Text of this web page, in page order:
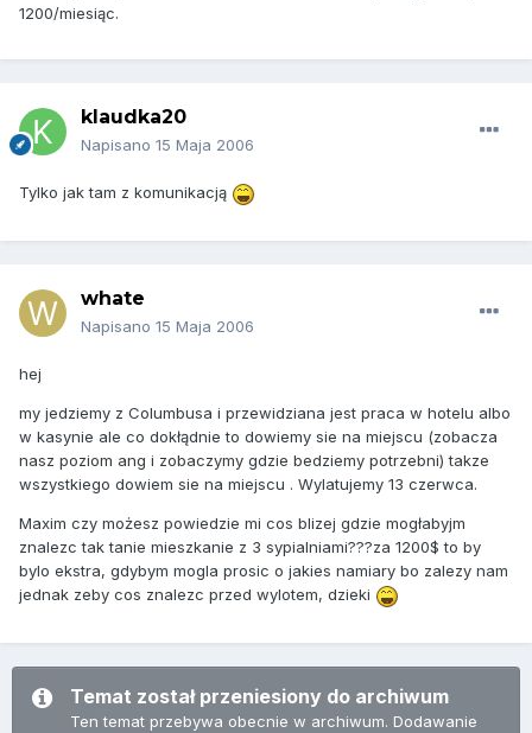
1200/miesiąc.
klaudka20
Napisano 15 Maja 2006
Tylko jak tam z komunikacją
whate
Napisano 15 Maja 2006
hej
my jedziemy z Columbusa i przewidziana jest praca w hotelu albo
w kasynie ale co dokłądnie to dowiemy sie na miejscu (zobacza
nasz poziom ang i zobaczymy gdzie bedziemy potrzebni) takze
wszystkiego dowiem sie na miejscu . Wylatujemy 13 czerwca.
Maxim czy możesz powiedzie mi cos blizej gdzie mogłabyjm
znalezc tak tanie mieszkanie z 3 sypialniami???za 1200$ to by
bylo ekstra, gdybym mogla prosic o jakies namiary bo zalezy nam
jednak zeby cos znalezc przed wylotem, dzieki
Temat został przeniesiony do archiwum
Ten temat przebywa obecnie w archiwum. Dodawanie